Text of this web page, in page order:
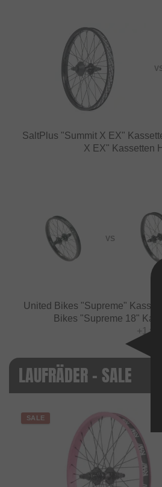
SaltPlus "Summit X EX"
X EX" Kassetten
VS
United Bikes "Supreme"
Bikes "Supreme 18"
+1
LAUFRÄDER - SALE
SALE